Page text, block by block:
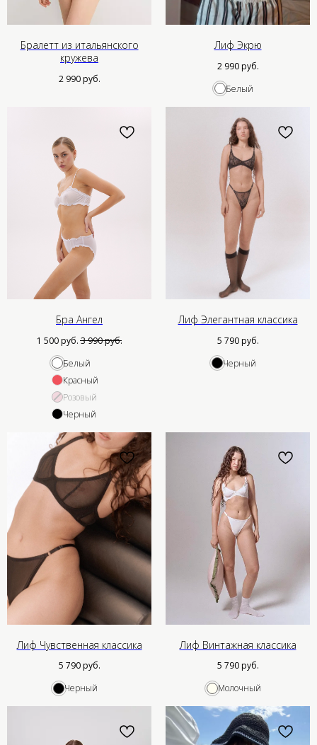
Бралетт из итальянского
кружева
2 990 руб.
Лиф Экрю
2 990 руб.
Белый
Бра Ангел
1 500 руб. 3 990руб.
Белый
Красный
Розовый
Черный
Лиф Элегантная классика
5 790 руб.
Черный
Лиф Чувственная классика
5 790 руб.
Черный
Лиф Винтажная классика
5 790 руб.
Молочный